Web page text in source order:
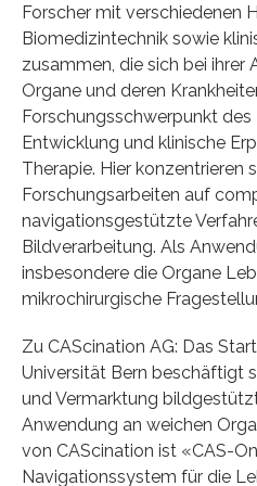
Forscher mit verschiedenen
Biomedizintechnik sowie
zusammen, die sich bei
Organe und deren
Forschungsschwerpunkt
Entwicklung und klinische
Therapie. Hier konzentrieren
Forschungsarbeiten auf
navigationsgestützte
Bildverarbeitung. Als
insbesondere die Organe
mikrochirurgische
Zu CAScination AG: Das
Universität Bern beschäftigt
und Vermarktung
Anwendung an weichen
von CAScination ist «CAS-
Navigationssystem für die